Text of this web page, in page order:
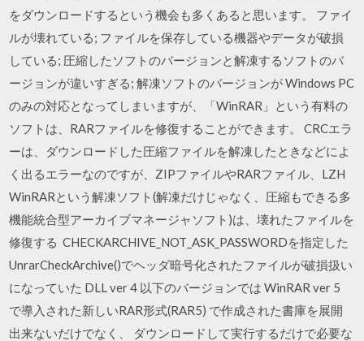
をダウンロードするという機会も多くあると思います。 ファイ
ルが壊れている; ファイルを保存している機器やデータが破損
している; 圧縮したソフトのバージョンと解凍するソフトのバ
ージョンが違いすぎる; 解凍ソフトのバージョンが Windows PC
のみの対応となってしまいますが、「WinRAR」という有料の
ソフトは、RARファイルを修復することができます。 CRCエラ
ーは、ダウンロードした圧縮ファイルを解凍したときなどによ
く出るエラーなのですが、ZIPファイルやRARファイル、LZH
WinRARという解凍ソフト(解凍だけじゃなく、圧縮もできる多
機能統合型アーカイブマネージャソフト)は、壊れたファイルを
修復する CHECKARCHIVE_NOT_ASK_PASSWORDを指定した
UnrarCheckArchive()でヘッダ暗号化されたファイルが破損扱い
になっていた DLL ver 4 以下のバージョンでは WinRAR ver 5
で導入された新しいRAR形式(RAR5) で作成された書庫を展開
出来ないだけでなく、 ダウンロードして実行するだけで必要な